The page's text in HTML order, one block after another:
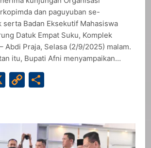
dan paguyuban se-
serta Badan Eksekutif Mahasiswa
Datuk Empat Suku, Komplek
Abdi Praja, Selasa (2/9/2025) malam.
itu, Bupati Afni menyampaikan…
X
Copy